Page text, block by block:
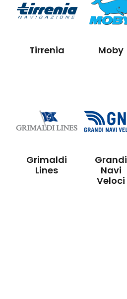
Tirrenia Moby
Grimaldi
Lines
Grandi
Navi
Veloci